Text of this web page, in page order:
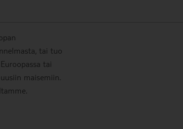
tai tuo
tai
maisemiin.